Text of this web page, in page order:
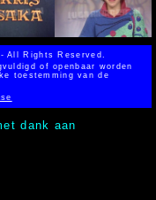
All Rights Reserved.
of openbaar worden
toestemming van de
dank aan